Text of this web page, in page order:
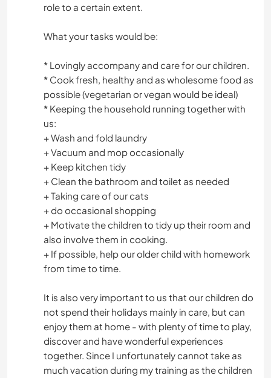
role to a certain extent.
What your tasks would be:
* Lovingly accompany and care for our children.
* Cook fresh, healthy and as wholesome food as
possible (vegetarian or vegan would be ideal)
* Keeping the household running together with
us:
+ Wash and fold laundry
+ Vacuum and mop occasionally
+ Keep kitchen tidy
+ Clean the bathroom and toilet as needed
+ Taking care of our cats
+ do occasional shopping
+ Motivate the children to tidy up their room and
also involve them in cooking.
+ If possible, help our older child with homework
from time to time.
It is also very important to us that our children do
not spend their holidays mainly in care, but can
enjoy them at home - with plenty of time to play,
discover and have wonderful experiences
together. Since I unfortunately cannot take as
much vacation during my training as the children